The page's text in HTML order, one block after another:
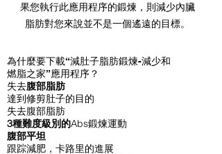
果您執行此應用程序的鍛煉，則減少內臟
脂肪對您來說並不是一個遙遠的目標。
為什麼要下載“減肚子脂肪鍛煉-減少和
燃脂之家”應用程序？
失去腹部脂肪
達到修剪肚子的目的
失去腹部脂肪
3種難度級別的Abs鍛煉運動
腹部平坦
跟踪減肥，卡路里的進展